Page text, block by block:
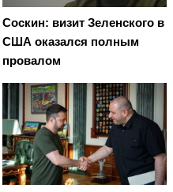
Соскин: визит Зеленского в
США оказался полным
провалом